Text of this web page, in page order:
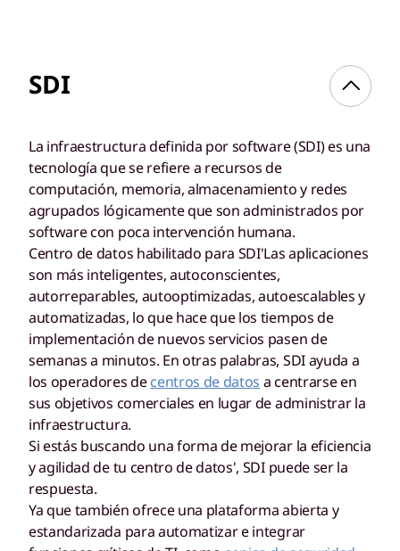
SDI
La infraestructura definida por software (SDI) es una
tecnología que se refiere a recursos de
computación, memoria, almacenamiento y redes
agrupados lógicamente que son administrados por
software con poca intervención humana.
Centro de datos habilitado para SDI'Las aplicaciones
son más inteligentes, autoconscientes,
autorreparables, autooptimizadas, autoescalables y
automatizadas, lo que hace que los tiempos de
implementación de nuevos servicios pasen de
semanas a minutos. En otras palabras, SDI ayuda a
los operadores decentros de datos a centrarse en
sus objetivos comerciales en lugar de administrar la
infraestructura.
Si estás buscando una forma de mejorar la eficiencia
y agilidad de tu centro de datos', SDI puede ser la
respuesta.
Ya que también ofrece una plataforma abierta y
estandarizada para automatizar e integrar